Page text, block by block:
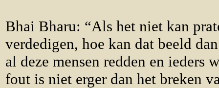
Bhai Bharu: “Als het niet kan
verdedigen, hoe kan dat beeld
al deze mensen redden en ieders
fout is niet erger dan het breken